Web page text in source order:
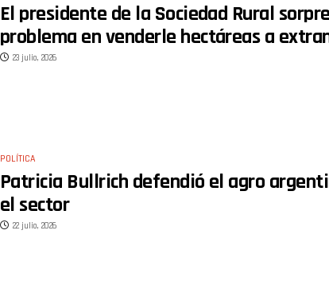
El presidente de la Sociedad Rural
problema en venderle hectáreas a
23 julio, 2026
POLÍTICA
Patricia Bullrich defendió el agro
el sector
22 julio, 2026